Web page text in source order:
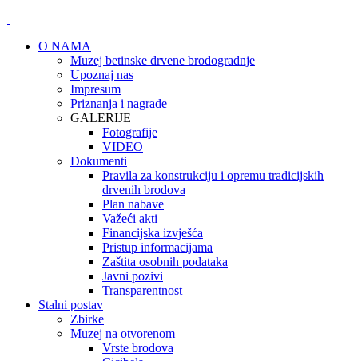
O NAMA
Muzej betinske drvene brodogradnje
Upoznaj nas
Impresum
Priznanja i nagrade
GALERIJE
Fotografije
VIDEO
Dokumenti
Pravila za konstrukciju i opremu tradicijskih
drvenih brodova
Plan nabave
Važeći akti
Financijska izvješća
Pristup informacijama
Zaštita osobnih podataka
Javni pozivi
Transparentnost
Stalni postav
Zbirke
Muzej na otvorenom
Vrste brodova